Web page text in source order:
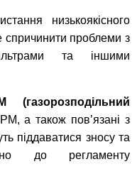
низькоякісного
спричинити проблеми з
та іншими
а також пов’язані з
піддаватися зносу та
до регламенту